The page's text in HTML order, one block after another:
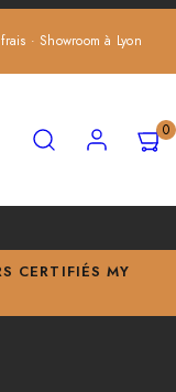
· Showroom à Lyon
RechercheCompte
mon
(0)
mon
(0)
0
CERTIFIÉS MY